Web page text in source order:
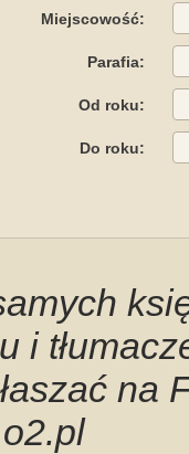
Miejscowość:
Parafia:
Od roku:
Do roku:
i
na